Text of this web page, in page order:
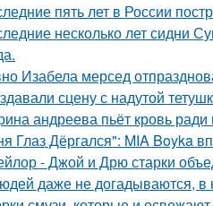
пять лет в России
несколько лет сидни
Изабела мерсед
сцену с надутой
андреева пьёт кровь
Глаз Дёргался": MIA Boyka
- Джой и Дрю старки
даже не догадываются, в